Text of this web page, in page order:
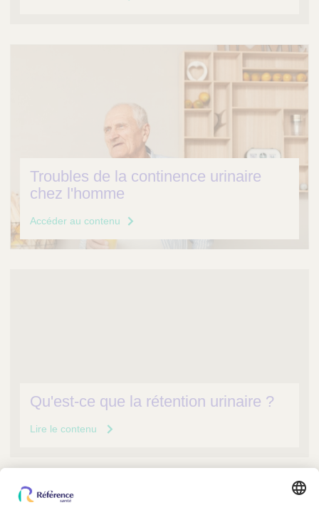
Troubles de la continence urinaire
chez l'homme
Accéder au contenu
Qu'est-ce que la rétention urinaire ?
Lire le contenu